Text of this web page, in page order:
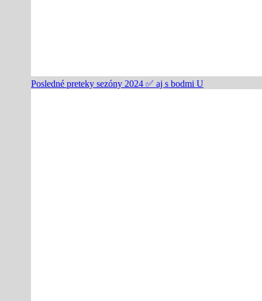
Posledné preteky sezóny 2024 ✅️ aj s bodmi U